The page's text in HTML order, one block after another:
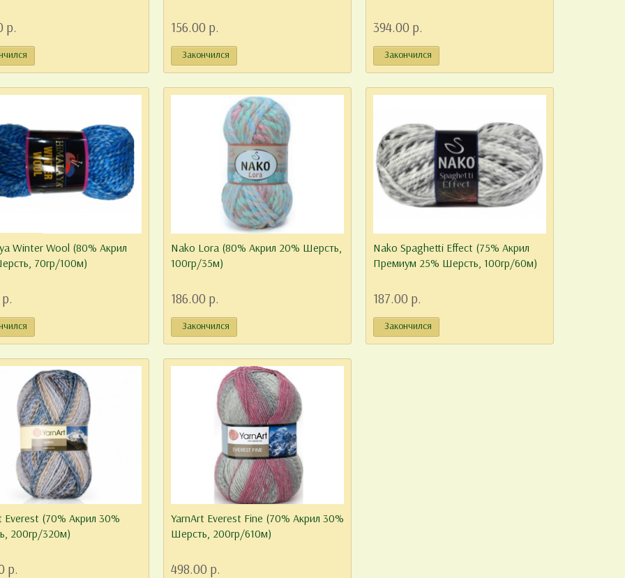
р. 156.00 р.
Закончился
394.00 р.
Закончился
Winter Wool (80% Акрил
70гр/100м)
Nako Lora (80% Акрил 20% Шерсть,
100гр/35м)
186.00 р.
Закончился
Nako Spaghetti Effect (75% Акрил
Премиум 25% Шерсть, 100гр/60м)
187.00 р.
Закончился
Everest (70% Акрил 30%
200гр/320м)
р.
YarnArt Everest Fine (70% Акрил 30%
Шерсть, 200гр/610м)
498.00 р.